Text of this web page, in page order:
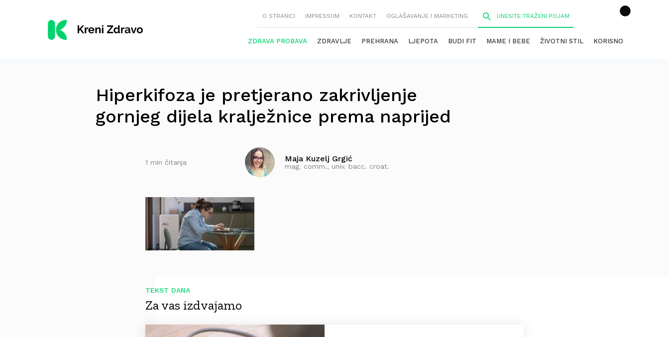
O STRANICI IMPRESSUM KONTAKT OGLAŠAVANJE I MARKETING
ZDRAVA PROBAVA ZDRAVLJE PREHRANA LJEPOTA BUDI FIT MAME I BEBE ŽIVOTNI STIL KORISNO
Hiperkifoza je pretjerano zakrivljenje
gornjeg dijela kralježnice prema naprijed
1 min čitanja Maja Kuzelj Grgić
mag. comm., univ. bacc. croat.
TEKST DANA
Za vas izdvajamo